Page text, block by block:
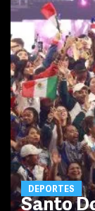
DEPORTES
Santo